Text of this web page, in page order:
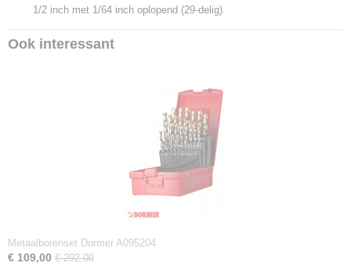
1/2 inch met 1/64 inch oplopend (29-delig).
Ook interessant
Metaalborenset Dormer A095204
€ 109,00 € 292,00